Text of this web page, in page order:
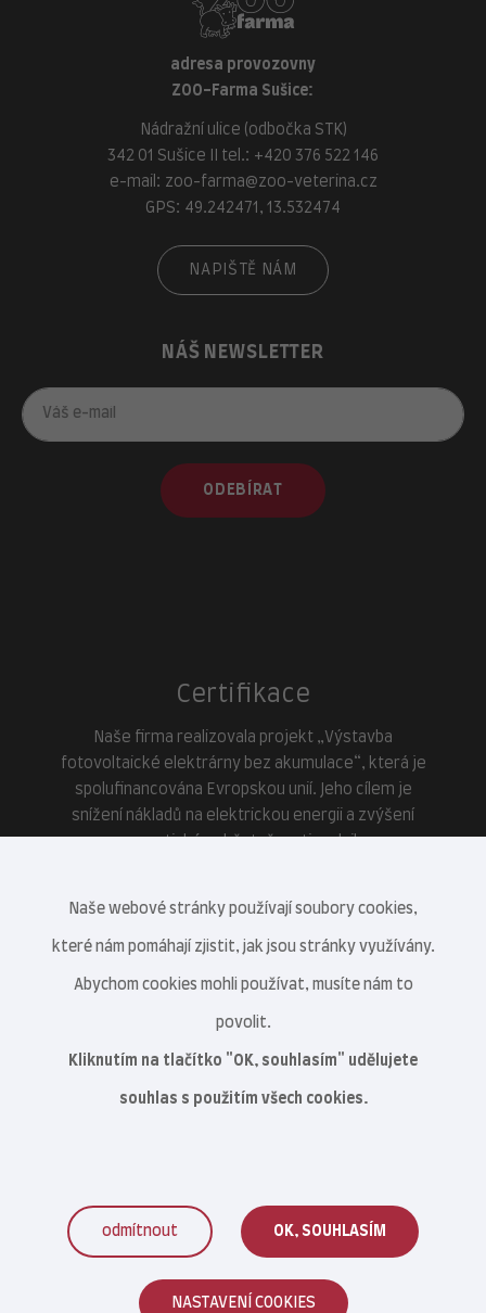
adresa provozovny
ZOO-Farma Sušice:
Nádražní ulice (odbočka STK)
342 01 Sušice II tel.: +420 376 522 146
e-mail: zoo-farma@zoo-veterina.cz
GPS: 49.242471, 13.532474
NAPIŠTĚ NÁM
NÁŠ NEWSLETTER
ODEBÍRAT
Certifikace
Naše firma realizovala projekt „Výstavba
fotovoltaické elektrárny bez akumulace“, která je
spolufinancována Evropskou unií. Jeho cílem je
snížení nákladů na elektrickou energii a zvýšení
Veterinární centrum s.r.o. © 2021–2026
Naše webové stránky používají soubory cookies,
které nám pomáhají zjistit, jak jsou stránky využívány.
Abychom cookies mohli používat, musíte nám to
povolit.
Kliknutím na tlačítko "OK, souhlasím" udělujete
souhlas s použitím všech cookies.
odmítnout OK, SOUHLASÍM
NASTAVENÍ COOKIES